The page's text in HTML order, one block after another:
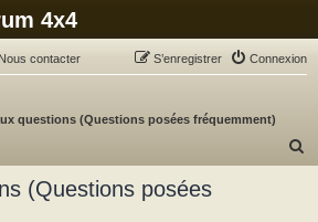
4x4
Nous contacter Connexion
S’enregistrer
questions (Questions posées fréquemment)
(Questions posées